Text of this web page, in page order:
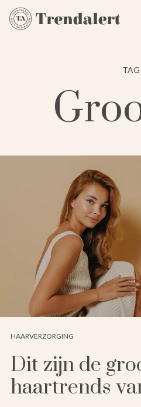
TAG
HAARVERZORGING
Dit zijn de
haartrends